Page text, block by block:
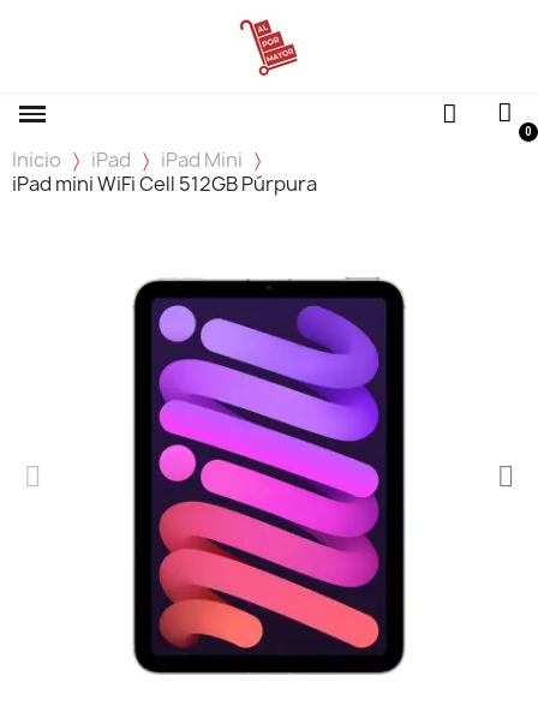
Inicio iPad
iPad Mini
iPad mini WiFi Cell 512GB Púrpura